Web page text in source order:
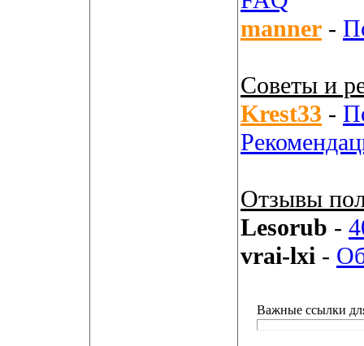
manner -
Советы и
Krest33 -
Отзывы
Lesorub -
vrai-lxi -
Важные ссылки